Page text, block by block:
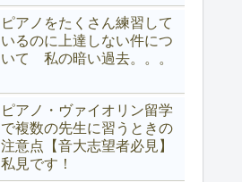
ピアノをたくさん練習して
いるのに上達しない件につ
いて 私の暗い過去。。。
ピアノ・ヴァイオリン留学
で複数の先生に習うときの
注意点【音大志望者必見】
私見です！